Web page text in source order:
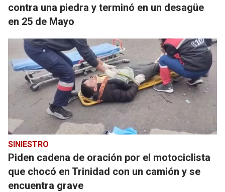
contra una piedra y terminó en un desagüe
en 25 de Mayo
SINIESTRO
Piden cadena de oración por el motociclista
que chocó en Trinidad con un camión y se
encuentra grave